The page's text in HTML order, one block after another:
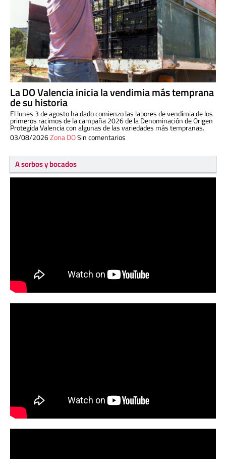
La DO Valencia inicia la vendimia más temprana
de su historia
El lunes 3 de agosto ha dado comienzo las labores de vendimia de los
primeros racimos de la campaña 2026 de la Denominación de Origen
Protegida Valencia con algunas de las variedades más tempranas.
03/08/2026Zona DOSin comentarios
A sorbos y bocados